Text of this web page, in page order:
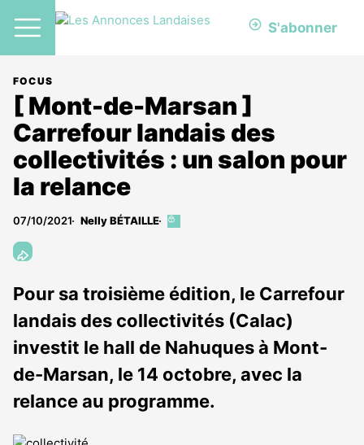
S'abonner
FOCUS
[ Mont-de-Marsan ]
Carrefour landais des
collectivités : un salon pour
la relance
07/10/2021 Nelly BÉTAILLE
Cet
aux
abonnés
Pour sa troisième édition, le Carrefour
landais des collectivités (Calac)
investit le hall de Nahuques à Mont-
de-Marsan, le 14 octobre, avec la
relance au programme.